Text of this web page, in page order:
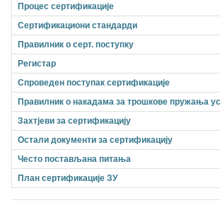
Процес сертификације
Сертификациони стандарди
Правилник о серт. поступку
Регистар
Спроведен поступак сертификације
Правилник о накадама за трошкове пружања
Захтјеви за сертификацију
Остали документи за сертификацију
Често постављана питања
План сертификације ЗУ